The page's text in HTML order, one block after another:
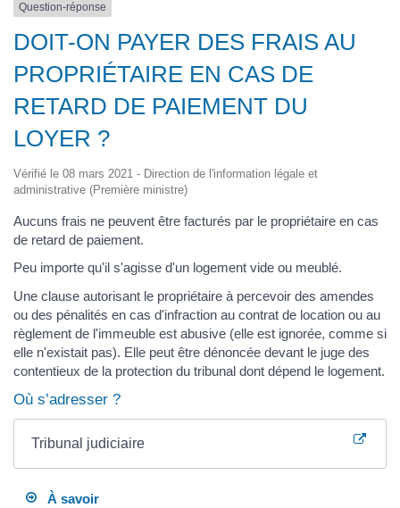
Question-réponse
DOIT-ON PAYER DES FRAIS AU
PROPRIÉTAIRE EN CAS DE
RETARD DE PAIEMENT DU
LOYER ?
Vérifié le 08 mars 2021 - Direction de l'information légale et
administrative (Première ministre)
Aucuns frais ne peuvent être facturés par le propriétaire en cas
de retard de paiement.
Peu importe qu'il s'agisse d'un logement vide ou meublé.
Une clause autorisant le propriétaire à percevoir des amendes
ou des pénalités en cas d'infraction au contrat de location ou au
règlement de l'immeuble est abusive (elle est ignorée, comme si
elle n'existait pas). Elle peut être dénoncée devant le juge des
contentieux de la protection du tribunal dont dépend le logement.
Où s’adresser ?
Tribunal judiciaire
À savoir